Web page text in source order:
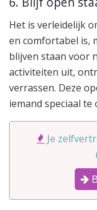
Het is verleidelijk
en comfortabel is,
blijven staan voor
activiteiten uit,
verrassen. Deze
iemand speciaal te
Je